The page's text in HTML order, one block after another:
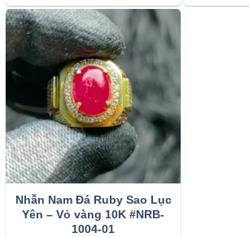
sử dụng làm vật may mắn trong
Nhờ vẻ đẹp quyến rũ của mình, Ruby
những loại đá quý được ứng dụng
nhất trên thế giới. Tùy vào màu sắc,
viên đá mà người ta sẽ thiết kế ra
riêng như: Nhẫn, dây chuyền, lắc tay,
Ngoài ra, Ruby còn có tác dụng trong
khỏe con người. Người xưa, cho rằng
năng chữa các bệnh về tim, não, máu,
xương khớp. Ruby giúp chúng ta tăng
và bổ trợ cho các hoạt động về não
Nhẫn Nam Đá Ruby Sao Lục
Yên – Vỏ vàng 10K #NRB-
1004-01